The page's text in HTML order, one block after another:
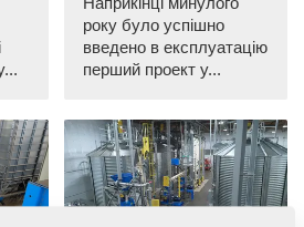
року було успішно
введено в експлуатацію
перший проект у...